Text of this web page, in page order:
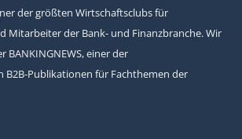
der größten Wirtschaftsclubs für
Mitarbeiter der Bank- und Finanzbranche. Wir
BANKINGNEWS, einer der
B2B-Publikationen für Fachthemen der